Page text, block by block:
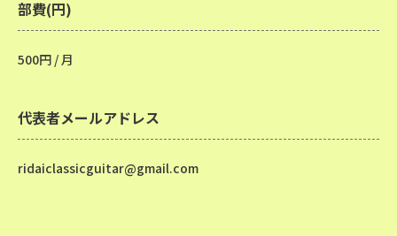
部費(円)
500円 / 月
代表者メールアドレス
ridaiclassicguitar@gmail.com